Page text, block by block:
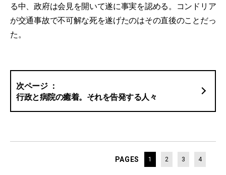
る中、政府は会見を開いて遂に事実を認める。コンドリア
が交通事故で不可解な死を遂げたのはその直後のことだっ
た。
行政と病院の癒着。それを告発する人々
PAGES 1 2 3 4